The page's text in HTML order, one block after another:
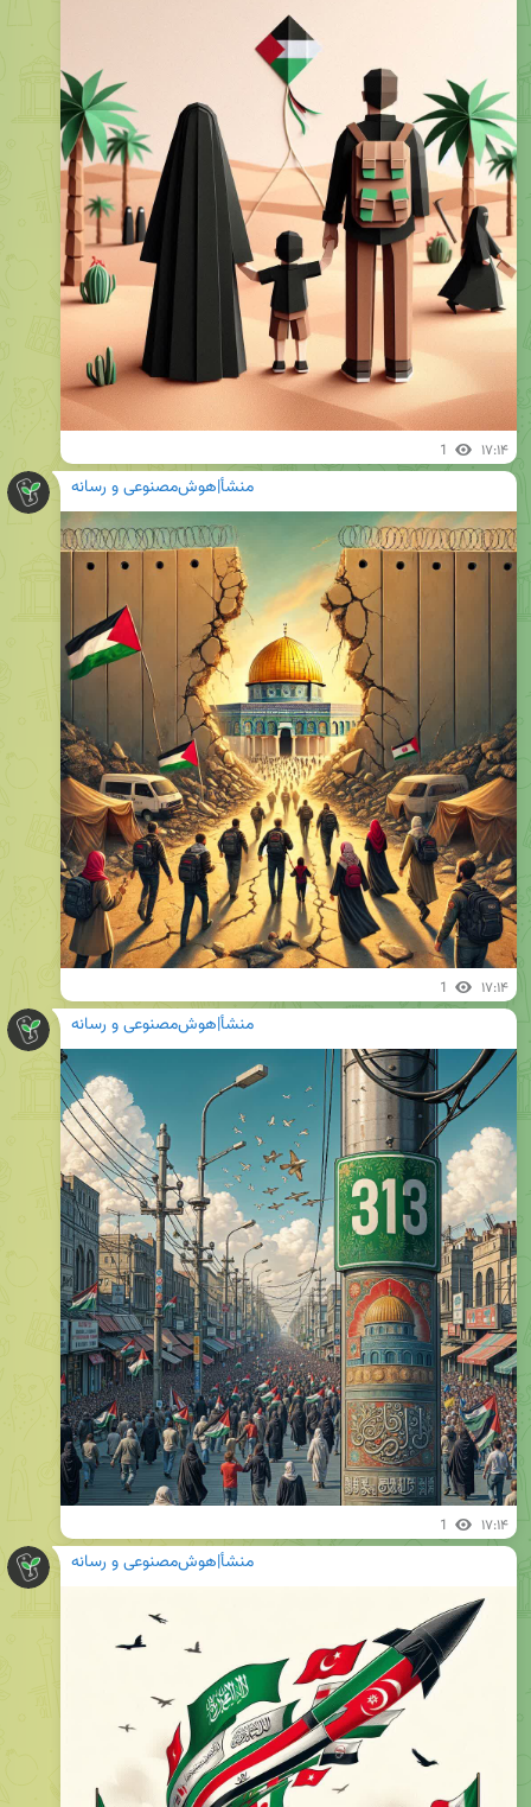
1 ۱۷:۱۴
منشأ|هوش‌مصنوعی و رسانه
1 ۱۷:۱۴
منشأ|هوش‌مصنوعی و رسانه
1 ۱۷:۱۴
منشأ|هوش‌مصنوعی و رسانه